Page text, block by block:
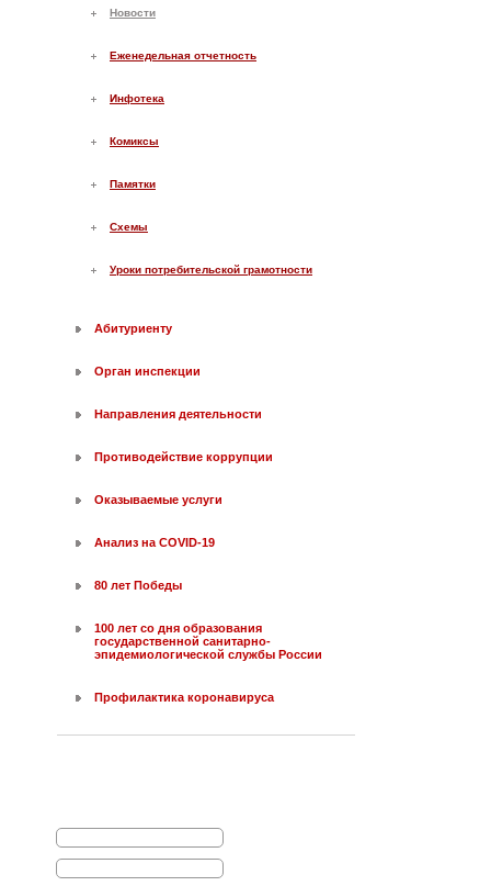
Новости
Еженедельная отчетность
Инфотека
Комиксы
Памятки
Схемы
Уроки потребительской грамотности
Абитуриенту
Орган инспекции
Направления деятельности
Противодействие коррупции
Оказываемые услуги
Анализ на COVID-19
80 лет Победы
100 лет со дня образования
государственной санитарно-
эпидемиологической службы России
Профилактика коронавируса